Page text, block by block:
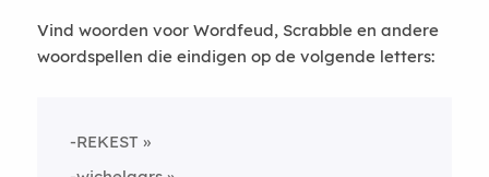
Vind woorden voor Wordfeud, Scrabble en andere
woordspellen die eindigen op de volgende letters:
-REKEST